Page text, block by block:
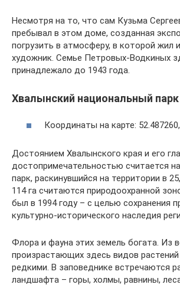
Несмотря на то, что сам Кузьма
пребывал в этом доме, созданная
погрузить в атмосферу, в которой жил
художник. Семье Петровых-Водкиных
принадлежало до 1943 года.
Хвалынский национальный парк
Координаты на карте: 52.487260,
Достоянием Хвалынского края и его
достопримечательностью считается
парк, раскинувшийся на территории в
114 га считаются природоохранной
был в 1994 году – с целью сохранения
культурно-исторического наследия
Флора и фауна этих земель богата. Из
произрастающих здесь видов
редкими. В заповеднике встречаются
ландшафта – горы, холмы, равнины,